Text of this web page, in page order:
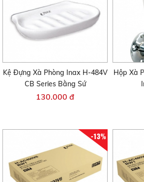
Kệ Đựng Xà Phòng Inax H-484V
CB Series Bằng Sứ
130.000 đ
Hộp Xà
-13%